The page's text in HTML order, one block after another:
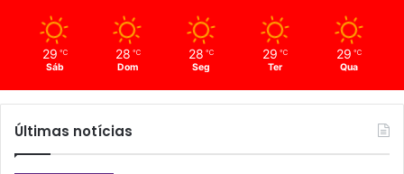
29 ℃
Sáb
28 ℃
Dom
28 ℃
Seg
29 ℃
Ter
29 ℃
Qua
Últimas notícias